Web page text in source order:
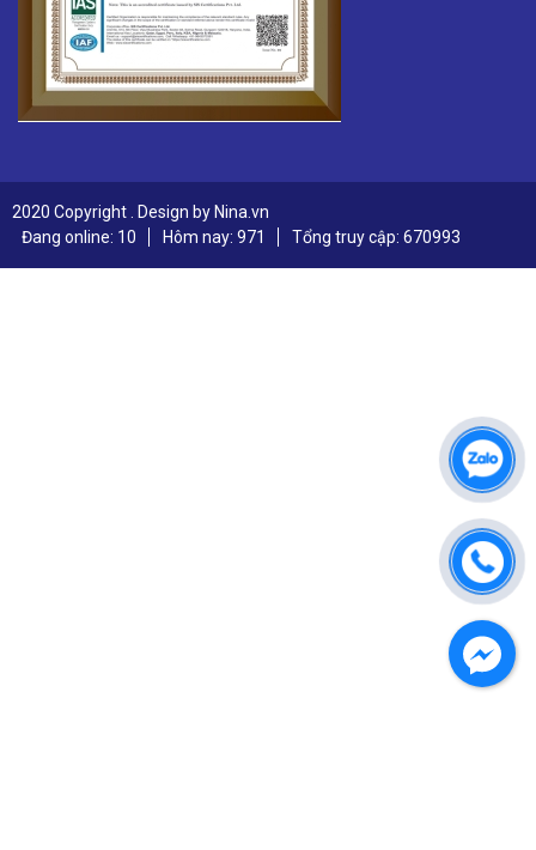
2020 Copyright . Design by Nina.vn
Đang online: 10
Hôm nay: 971 Tổng truy cập: 670993